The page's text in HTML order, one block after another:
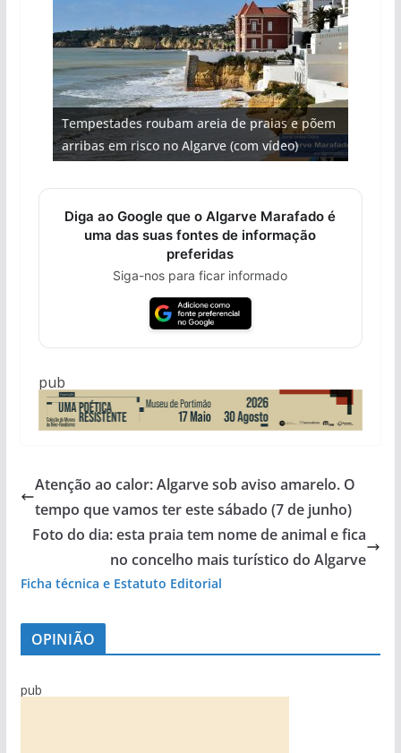
Tempestades roubam areia de praias e põem
arribas em risco no Algarve (com vídeo)
Foto do dia: uma cidade algarvia que cresceu
entre redes e fábricas
Milagre da água. Fontes emblemáticas do
Algarve voltam a ter vida (com vídeo)
Tapas do mar a 3 euros cada. Nova rota
gastronómica nasce no Algarve
Projeto milionário: investimento de 108
milhões de euros na construção de dois
hotéis (com vídeo)
Diga ao Google que o Algarve Marafado é
uma das suas fontes de informação
preferidas
Siga-nos para ficar informado
pub
Atenção ao calor: Algarve sob aviso amarelo. O
tempo que vamos ter este sábado (7 de junho)
Foto do dia: esta praia tem nome de animal e fica
no concelho mais turístico do Algarve
Ficha técnica e Estatuto Editorial
OPINIÃO
pub